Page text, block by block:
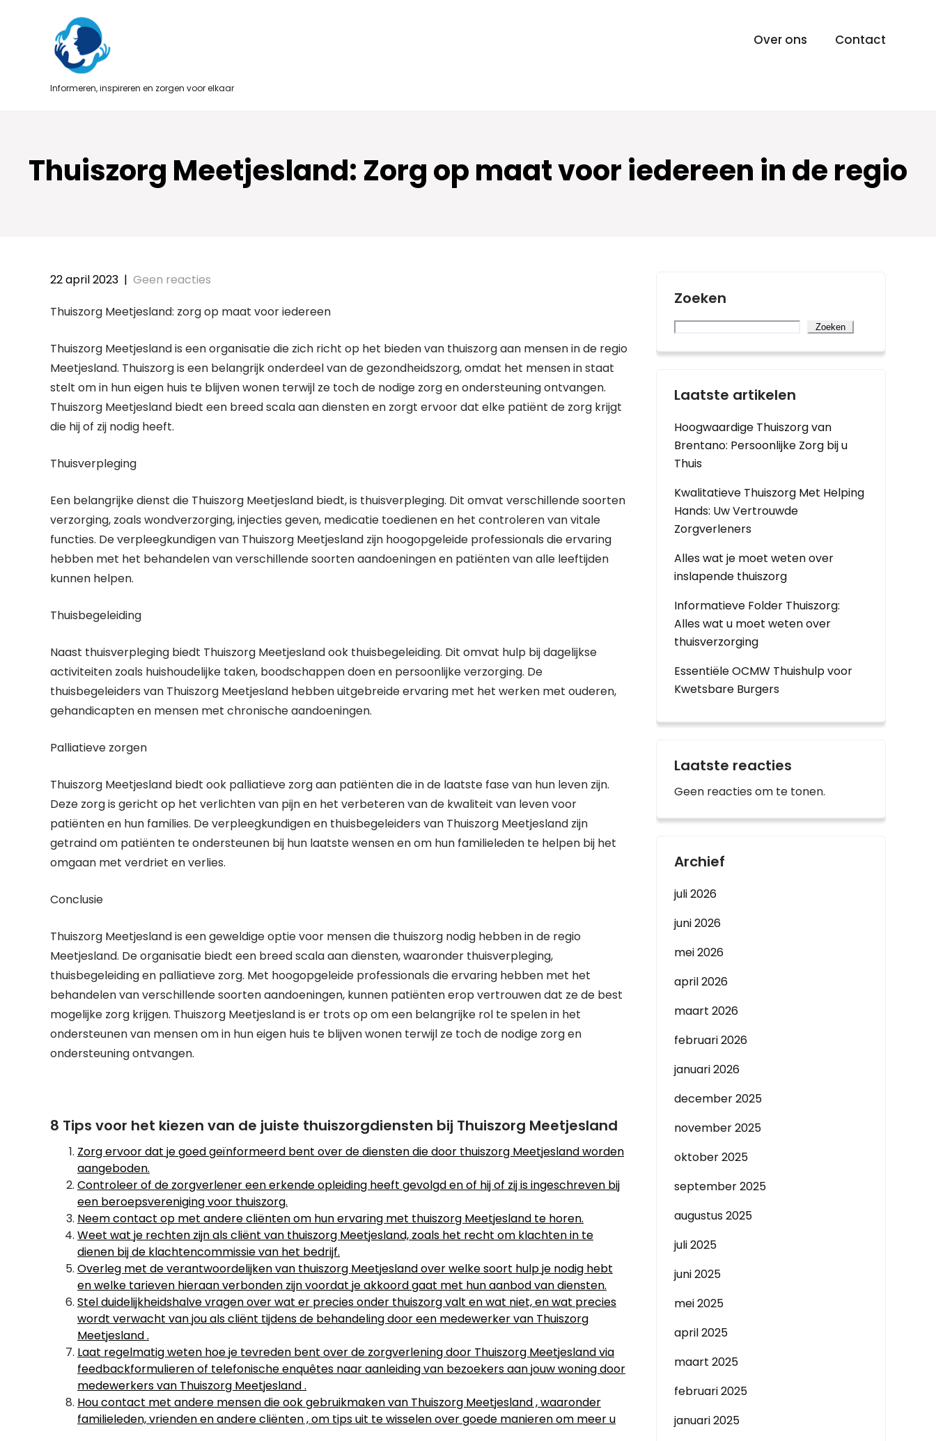
Informeren, inspireren en zorgen voor elkaar
Over ons Contact
Thuiszorg Meetjesland: Zorg op maat voor iedereen in de regio
22 april 2023 | Geen reacties
Thuiszorg Meetjesland: zorg op maat voor iedereen
Thuiszorg Meetjesland is een organisatie die zich richt op het bieden van thuiszorg aan mensen in de regio
Meetjesland. Thuiszorg is een belangrijk onderdeel van de gezondheidszorg, omdat het mensen in staat
stelt om in hun eigen huis te blijven wonen terwijl ze toch de nodige zorg en ondersteuning ontvangen.
Thuiszorg Meetjesland biedt een breed scala aan diensten en zorgt ervoor dat elke patiënt de zorg krijgt
die hij of zij nodig heeft.
Thuisverpleging
Een belangrijke dienst die Thuiszorg Meetjesland biedt, is thuisverpleging. Dit omvat verschillende soorten
verzorging, zoals wondverzorging, injecties geven, medicatie toedienen en het controleren van vitale
functies. De verpleegkundigen van Thuiszorg Meetjesland zijn hoogopgeleide professionals die ervaring
hebben met het behandelen van verschillende soorten aandoeningen en patiënten van alle leeftijden
kunnen helpen.
Thuisbegeleiding
Naast thuisverpleging biedt Thuiszorg Meetjesland ook thuisbegeleiding. Dit omvat hulp bij dagelijkse
activiteiten zoals huishoudelijke taken, boodschappen doen en persoonlijke verzorging. De
thuisbegeleiders van Thuiszorg Meetjesland hebben uitgebreide ervaring met het werken met ouderen,
gehandicapten en mensen met chronische aandoeningen.
Palliatieve zorgen
Thuiszorg Meetjesland biedt ook palliatieve zorg aan patiënten die in de laatste fase van hun leven zijn.
Deze zorg is gericht op het verlichten van pijn en het verbeteren van de kwaliteit van leven voor
patiënten en hun families. De verpleegkundigen en thuisbegeleiders van Thuiszorg Meetjesland zijn
getraind om patiënten te ondersteunen bij hun laatste wensen en om hun familieleden te helpen bij het
omgaan met verdriet en verlies.
Conclusie
Thuiszorg Meetjesland is een geweldige optie voor mensen die thuiszorg nodig hebben in de regio
Meetjesland. De organisatie biedt een breed scala aan diensten, waaronder thuisverpleging,
thuisbegeleiding en palliatieve zorg. Met hoogopgeleide professionals die ervaring hebben met het
behandelen van verschillende soorten aandoeningen, kunnen patiënten erop vertrouwen dat ze de best
mogelijke zorg krijgen. Thuiszorg Meetjesland is er trots op om een belangrijke rol te spelen in het
ondersteunen van mensen om in hun eigen huis te blijven wonen terwijl ze toch de nodige zorg en
ondersteuning ontvangen.
8 Tips voor het kiezen van de juiste thuiszorgdiensten bij Thuiszorg Meetjesland
Zorg ervoor dat je goed geïnformeerd bent over de diensten die door thuiszorg Meetjesland worden
aangeboden.
Controleer of de zorgverlener een erkende opleiding heeft gevolgd en of hij of zij is ingeschreven bij
een beroepsvereniging voor thuiszorg.
Neem contact op met andere cliënten om hun ervaring met thuiszorg Meetjesland te horen.
Weet wat je rechten zijn als cliënt van thuiszorg Meetjesland, zoals het recht om klachten in te
dienen bij de klachtencommissie van het bedrijf.
Overleg met de verantwoordelijken van thuiszorg Meetjesland over welke soort hulp je nodig hebt
en welke tarieven hieraan verbonden zijn voordat je akkoord gaat met hun aanbod van diensten.
Stel duidelijkheidshalve vragen over wat er precies onder thuiszorg valt en wat niet, en wat precies
wordt verwacht van jou als cliënt tijdens de behandeling door een medewerker van Thuiszorg
Meetjesland .
Laat regelmatig weten hoe je tevreden bent over de zorgverlening door Thuiszorg Meetjesland via
feedbackformulieren of telefonische enquêtes naar aanleiding van bezoekers aan jouw woning door
medewerkers van Thuiszorg Meetjesland .
Hou contact met andere mensen die ook gebruikmaken van Thuiszorg Meetjesland , waaronder
familieleden, vrienden en andere cliënten , om tips uit te wisselen over goede manieren om meer u
Zoeken
Zoeken
Laatste artikelen
Hoogwaardige Thuiszorg van
Brentano: Persoonlijke Zorg bij u
Thuis
Kwalitatieve Thuiszorg Met Helping
Hands: Uw Vertrouwde
Zorgverleners
Alles wat je moet weten over
inslapende thuiszorg
Informatieve Folder Thuiszorg:
Alles wat u moet weten over
thuisverzorging
Essentiële OCMW Thuishulp voor
Kwetsbare Burgers
Laatste reacties
Geen reacties om te tonen.
Archief
juli 2026
juni 2026
mei 2026
april 2026
maart 2026
februari 2026
januari 2026
december 2025
november 2025
oktober 2025
september 2025
augustus 2025
juli 2025
juni 2025
mei 2025
april 2025
maart 2025
februari 2025
januari 2025